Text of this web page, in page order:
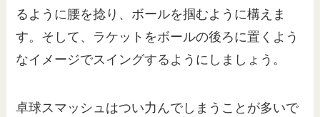
るように腰を捻り、ボールを掴むように構えま
す。そして、ラケットをボールの後ろに置くよう
なイメージでスイングするようにしましょう。
卓球スマッシュはつい力んでしまうことが多いで